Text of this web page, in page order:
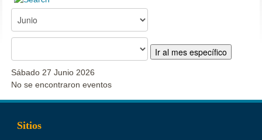
Ir al mes específico
Sábado 27 Junio 2026
No se encontraron eventos
Sitios